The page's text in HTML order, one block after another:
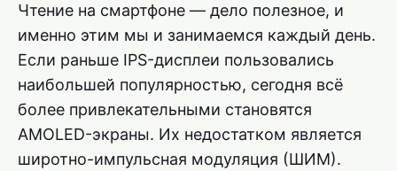
Чтение на смартфоне — дело полезное, и
именно этим мы и занимаемся каждый день.
Если раньше IPS-дисплеи пользовались
наибольшей популярностью, сегодня всё
более привлекательными становятся
AMOLED-экраны. Их недостатком является
широтно-импульсная модуляция (ШИМ).